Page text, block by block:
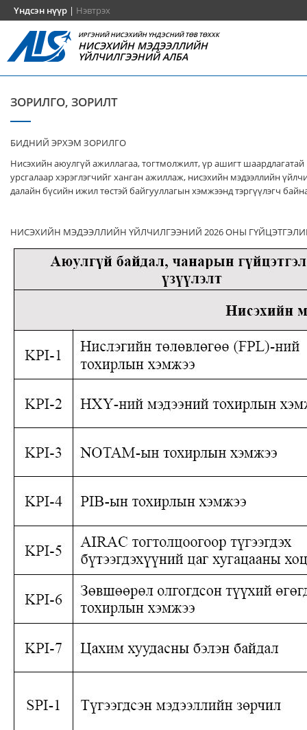
Үндсэн нүүр | Нэвтрэх
ИРГЭНИЙ НИСЭХИЙН ҮНДЭСНИЙ ТӨВ ТӨХХК
НИСЭХИЙН МЭДЭЭЛЛИЙН
ҮЙЛЧИЛГЭЭНИЙ АЛБА
ЗОРИЛГО, ЗОРИЛТ
БИДНИЙ ЭРХЭМ ЗОРИЛГО
Нисэхийн аюулгүй ажиллагаа, тогтмолжилт, үр ашигт шаардлагатай
урсгалаар хэрэглэгчийг ханган ажиллаж, нисэхийн мэдээллийн
далайн бүсийн ижил төстэй байгууллагын хэмжээнд тэргүүлэгч
НИСЭХИЙН МЭДЭЭЛЛИЙН ҮЙЛЧИЛГЭЭНИЙ 2026 ОНЫ